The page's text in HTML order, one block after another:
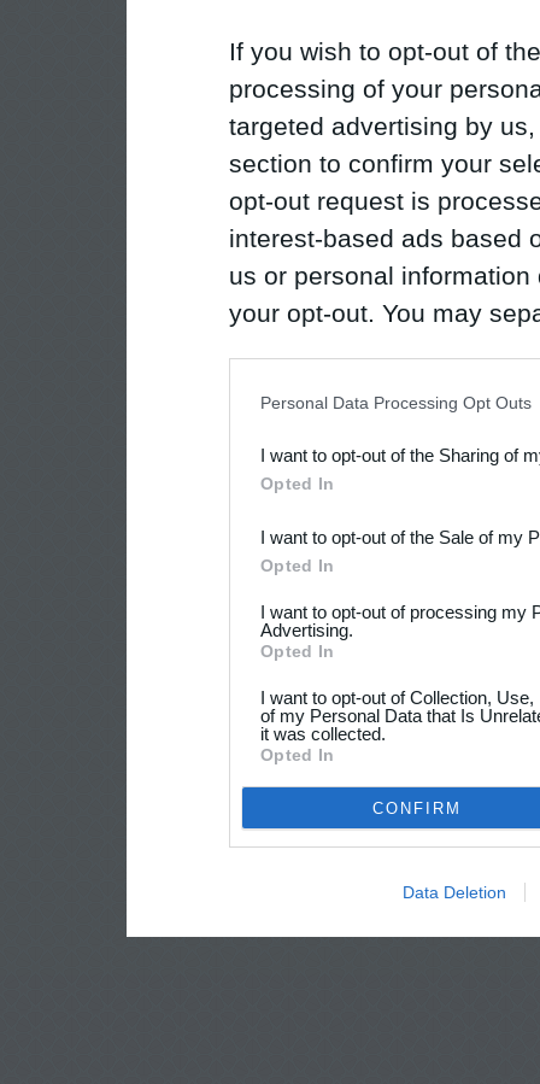
If you wish to opt-out of
processing of your
targeted advertising by
section to confirm your
opt-out request is
interest-based ads based
us or personal
your opt-out. You may
Downstream Participants
third parties.
Personal Data Processing Opt Outs
I want to opt-out of the Sharing of
Opted In
I want to opt-out of the Sale of my
Opted In
I want to opt-out of processing my
Advertising.
Opted In
I want to opt-out of Collection,
of my Personal Data that Is
it was collected.
Opted In
CONFIRM
Data Deletion